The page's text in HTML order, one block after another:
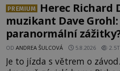
PREMIUM
Herec Richard
muzikant Dave
paranormální
OD ANDREA ŠULCOVÁ 5.8.2026
Je to jízda s větrem o